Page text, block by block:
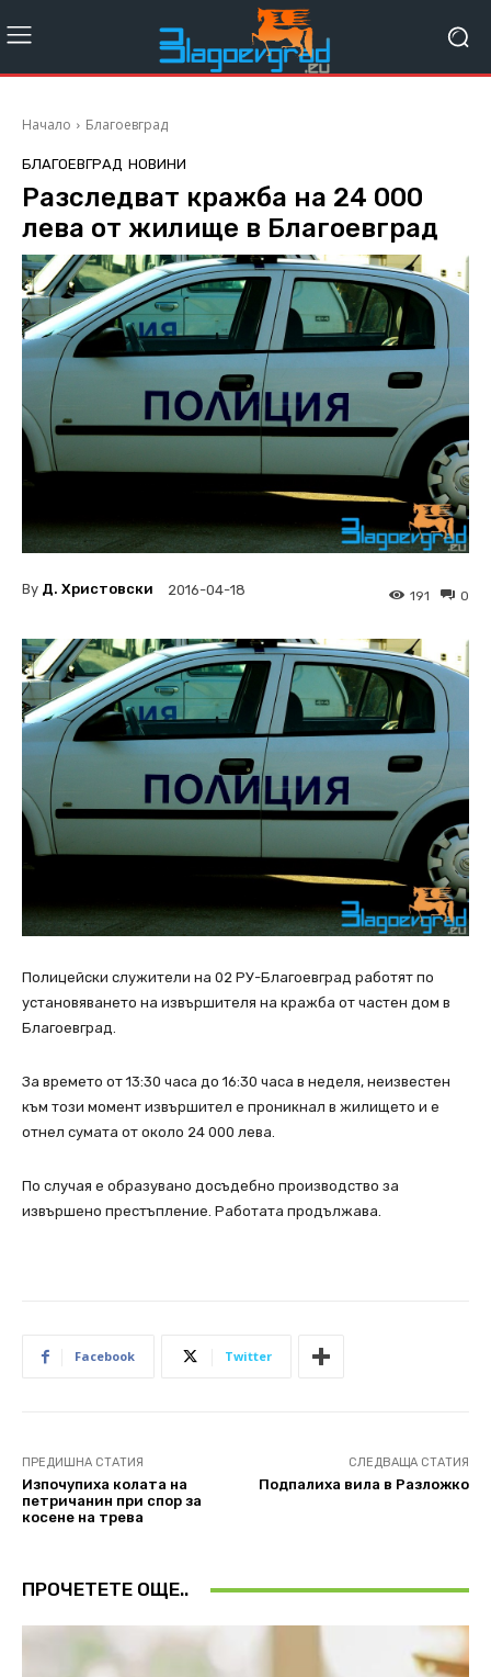
Начало Благоевград
БЛАГОЕВГРАД НОВИНИ
Разследват кражба на 24 000
лева от жилище в Благоевград
By Д. Христовски 2016-04-18 0
191
Полицейски служители на 02 РУ-Благоевград работят по
установяването на извършителя на кражба от частен дом в
Благоевград.
За времето от 13:30 часа до 16:30 часа в неделя, неизвестен
към този момент извършител е проникнал в жилището и е
отнел сумата от около 24 000 лева.
По случая е образувано досъдебно производство за
извършено престъпление. Работата продължава.
Facebook Twitter
ПРЕДИШНА СТАТИЯ
Изпочупиха колата на
петричанин при спор за
косене на трева
СЛЕДВАЩА СТАТИЯ
Подпалиха вила в Разложко
ПРОЧЕТЕТЕ ОЩЕ..